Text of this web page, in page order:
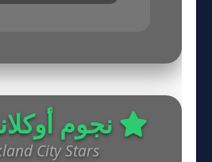
نجوم
City Stars